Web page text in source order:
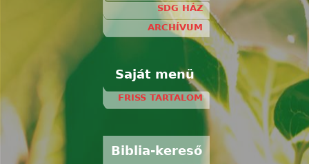
SDG HÁZ
ARCHÍVUM
Saját menü
FRISS TARTALOM
Biblia-kereső